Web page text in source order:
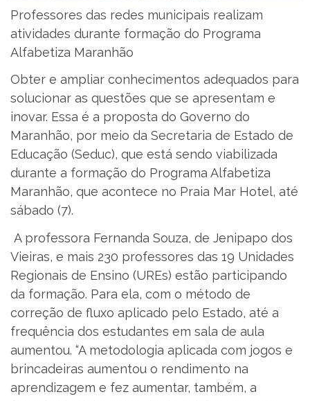
Professores das redes municipais realizam
atividades durante formação do Programa
Alfabetiza Maranhão
Obter e ampliar conhecimentos adequados para
solucionar as questões que se apresentam e
inovar. Essa é a proposta do Governo do
Maranhão, por meio da Secretaria de Estado de
Educação (Seduc), que está sendo viabilizada
durante a formação do Programa Alfabetiza
Maranhão, que acontece no Praia Mar Hotel, até
sábado (7).
A professora Fernanda Souza, de Jenipapo dos
Vieiras, e mais 230 professores das 19 Unidades
Regionais de Ensino (UREs) estão participando
da formação. Para ela, com o método de
correção de fluxo aplicado pelo Estado, até a
frequência dos estudantes em sala de aula
aumentou. “A metodologia aplicada com jogos e
brincadeiras aumentou o rendimento na
aprendizagem e fez aumentar, também, a